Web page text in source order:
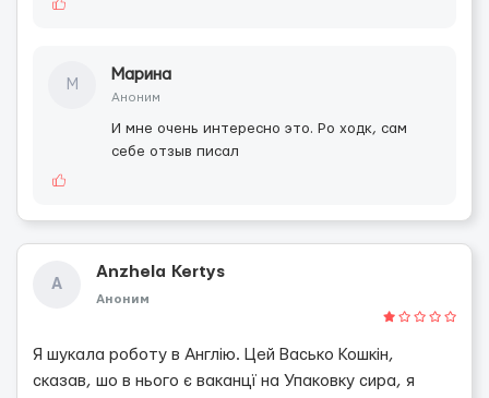
М
Марина
Аноним
И мне очень интересно это. Ро ходк, сам
себе отзыв писал
A
Anzhela Kertys
Аноним
Я шукала роботу в Англію. Цей Васько Кошкін,
сказав, шо в нього є ваканцї на Упаковку сира, я